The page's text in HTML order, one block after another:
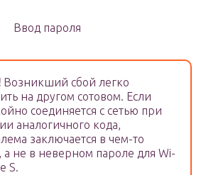
Ввод пароля
Возникший сбой легко
на другом сотовом. Если
соединяется с сетью при
аналогичного кода,
заключается в чем-то
а не в неверном пароле для Wi-
S.